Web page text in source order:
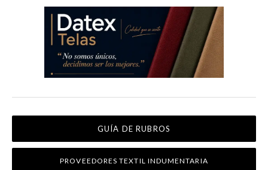
GUÍA DE RUBROS
PROVEEDORES TEXTIL INDUMENTARIA